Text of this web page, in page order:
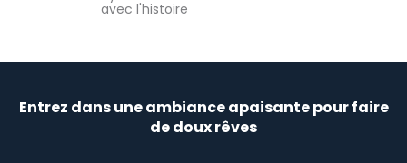
avec l'histoire
Entrez dans une ambiance apaisante pour faire
de doux rêves